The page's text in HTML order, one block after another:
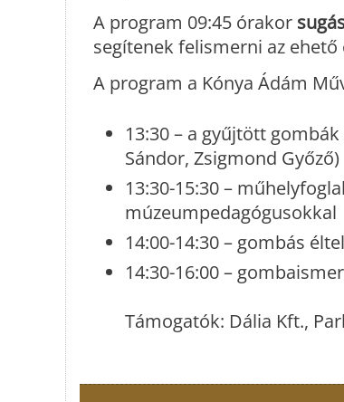
A program 09:45 órakor
segítenek felismerni az
A program a Kónya Ádám
​13:30 – a gyűjtött
Sándor, Zsigmond Győző)
​13:30-15:30 –
múzeumpedagógusokkal
​14:00-14:30 – gombás
​14:30-16:00 –
Támogatók: Dália Kft.,